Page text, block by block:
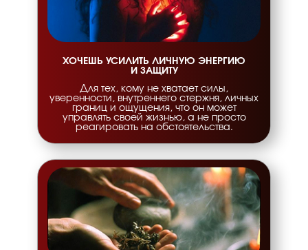
Для тех, кому не хватает силы,
уверенности, внутреннего стержня, личных
границ и ощущения, что он может
управлять своей жизнью, а не просто
реагировать на обстоятельства.
ХОЧЕШЬ УСИЛИТЬ ЛИЧНУЮ ЭНЕРГИЮ
И ЗАЩИТУ